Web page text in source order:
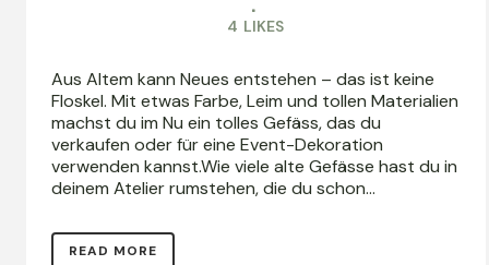
4 LIKES
Aus Altem kann Neues entstehen – das ist keine
Floskel. Mit etwas Farbe, Leim und tollen Materialien
machst du im Nu ein tolles Gefäss, das du
verkaufen oder für eine Event-Dekoration
verwenden kannst.Wie viele alte Gefässe hast du in
deinem Atelier rumstehen, die du schon...
READ MORE